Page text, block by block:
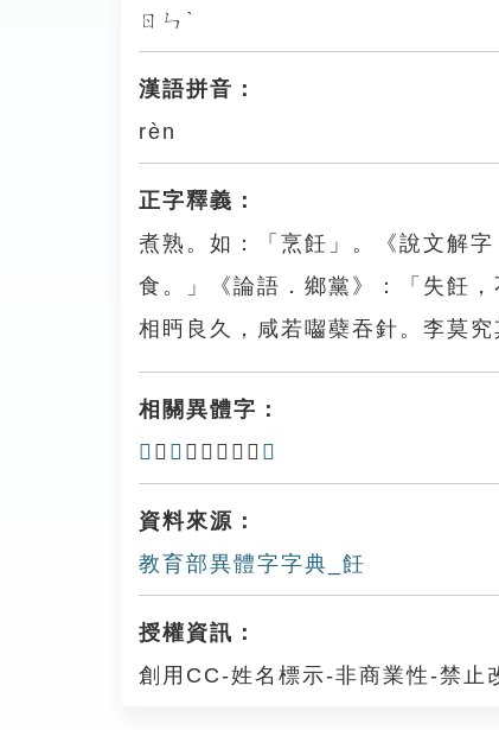
ㄖㄣˋ
漢語拼音：
rèn
正字釋義：
煮熟。如：「烹飪」。《說文解
食。」《論語．鄉黨》：「失飪
相眄良久，咸若囓蘗吞針。李莫究
相關異體字：
𤇲 、 𤏼 、㶵、𦜙、 餁
資料來源：
教育部異體字字典_飪
授權資訊：
創用CC-姓名標示-非商業性-禁止